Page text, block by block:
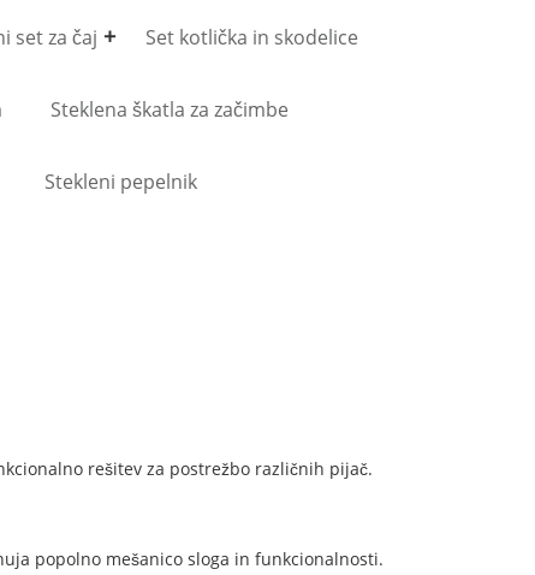
set za čaj Set kotlička in skodelice
Steklena škatla za začimbe
Stekleni pepelnik
rešitev za postrežbo različnih pijač.
popolno mešanico sloga in funkcionalnosti.